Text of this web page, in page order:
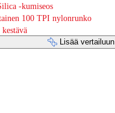
-kumiseos
100 TPI nylonrunko
Lisää vertailuun